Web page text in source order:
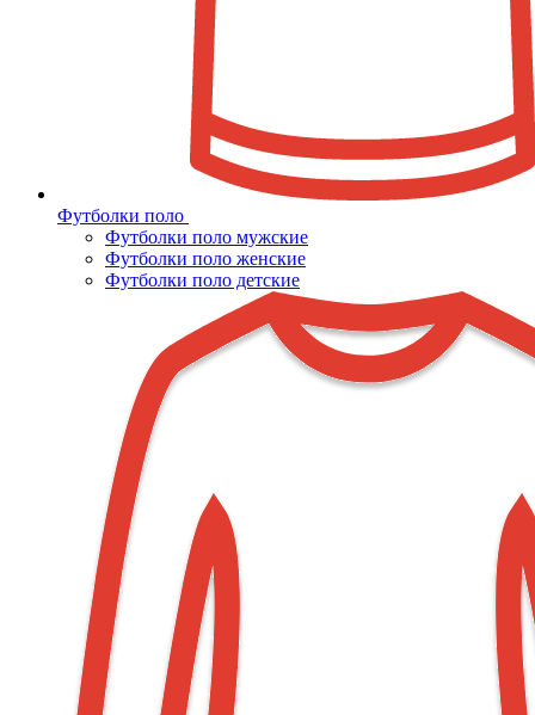
Футболки поло
Футболки поло мужские
Футболки поло женские
Футболки поло детские